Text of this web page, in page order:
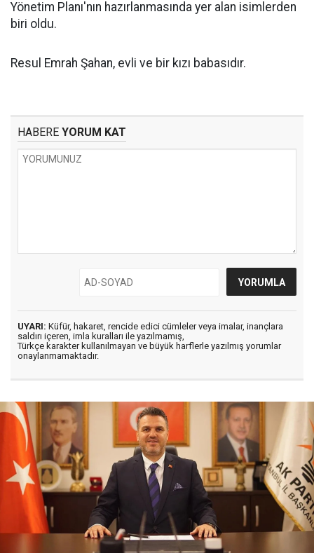
Yönetim Planı'nın hazırlanmasında yer alan isimlerden
biri oldu.
Resul Emrah Şahan, evli ve bir kızı babasıdır.
HABERE YORUM KAT
UYARI: Küfür, hakaret, rencide edici cümleler veya imalar, inançlara
saldırı içeren, imla kuralları ile yazılmamış,
Türkçe karakter kullanılmayan ve büyük harflerle yazılmış yorumlar
onaylanmamaktadır.